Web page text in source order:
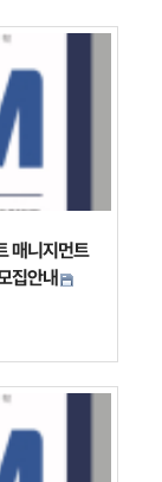
매니지먼트
집안내